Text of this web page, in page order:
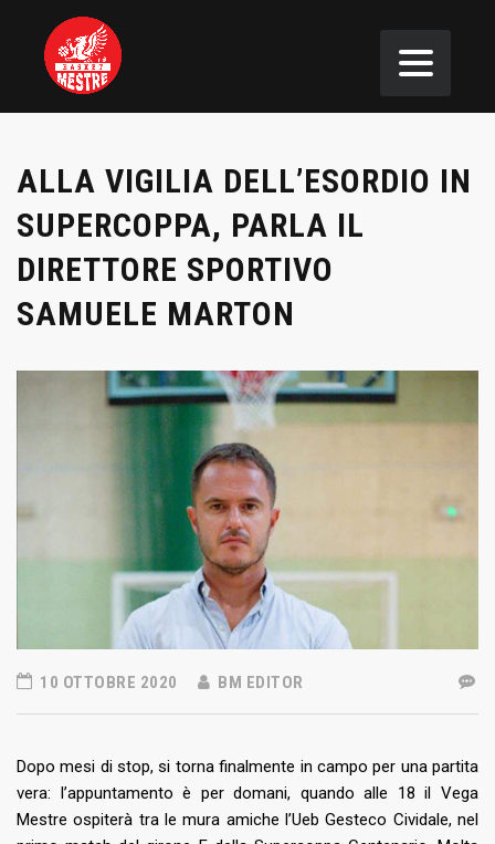
ALLA VIGILIA DELL’ESORDIO IN
SUPERCOPPA, PARLA IL
DIRETTORE SPORTIVO
SAMUELE MARTON
10 OTTOBRE 2020 BM EDITOR
Dopo mesi di stop, si torna finalmente in campo per una partita
vera: l’appuntamento è per domani, quando alle 18 il Vega
Mestre ospiterà tra le mura amiche l’Ueb Gesteco Cividale, nel